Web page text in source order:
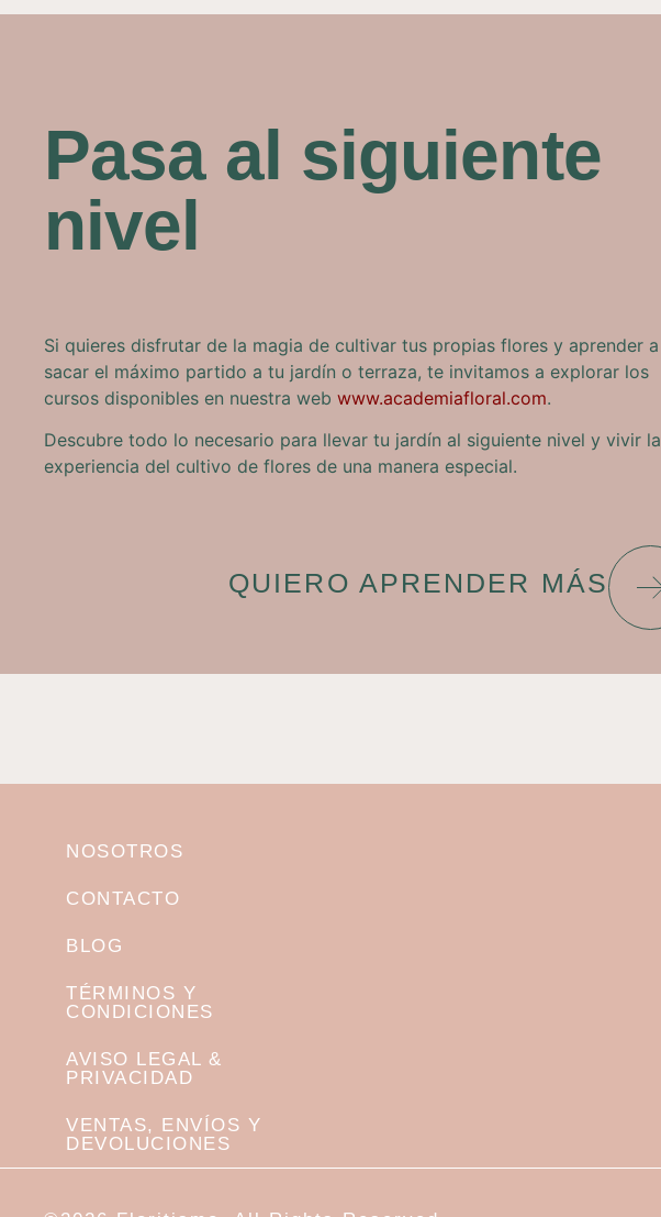
Pasa al siguiente
nivel
Si quieres disfrutar de la magia de cultivar tus propias flores y aprender a
sacar el máximo partido a tu jardín o terraza, te invitamos a explorar los
cursos disponibles en nuestra web www.academiafloral.com.
Descubre todo lo necesario para llevar tu jardín al siguiente nivel y vivir la
experiencia del cultivo de flores de una manera especial.
QUIERO APRENDER MÁS
NOSOTROS
CONTACTO
BLOG
TÉRMINOS Y
CONDICIONES
AVISO LEGAL &
PRIVACIDAD
VENTAS, ENVÍOS Y
DEVOLUCIONES